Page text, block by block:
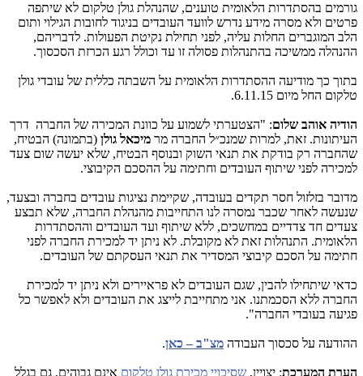
גורמים בהסתדרות הלאומית טוענים, שהנהלת גולן טלקום לא שיתפה
פרטים ולא מסרה מידע נדרש לוועד העובדים בניגוד לחובות הגילוי ותום
הלב המוגברים החלות עליה, לפני תחילת נקיטת הפעולות. לדבריהם,
ההנהלה ממשיכה בהתנהלות פסולה זו עד וכולל רגע הכרזת הסכסוך.
בתוך כך מודיעה ההסתדרות הלאומית על השבתה כללית של עובדי גולן
טלקום החל מיום 6.11.15.
הודיה אוהב שלום: "הצטערתי לשמוע על כוונת המכירה של החברה דרך
העיתונות. זאת, למרות שמנכ״ל החברה מר מיכאל גולן (בתמונה) הבטיח,
שהחברה רק בודקת את תנאי השוק ובנוסף הבטיח, שלא יעשה שום צעד
למכירה לפני שיתוף העובדים וחתימה על ההסכם הקיבוצי.
מדובר בזלזול חסר תקדים בעובדה, שקיימת נציגות עובדים בחברה ובצעד,
שנעשה לאחר שכבר נמסרה לנו התחייבות מהנהלת החברה, שלא תבצע
צעדים חד צדדיים במחשכים, ללא שיתוף ועד העובדים וההסתדרות
הלאומית. התנהלות זאת לא מקובלת. לא ניתן יד למכירת החברה לפני
חתימה על הסכם קיבוצי המסדיר את תנאי העסקתם של העובדים.
כדאי שיתחילו להבין, שגם העובדים לא פראיירים ולא ניתן יד למכירת
החברה ללא הסכמתנו. אני מתחייבת לייצג את העובדים ולא לאפשר כל
פגיעה בעובדי החברה".
ההודעה על סכסוך העבודה מצ"ב – כאן.
הערת המערכת: יצויין, שסיכויי מכירת גולן טלקום אינם גבוהים, גם בגלל